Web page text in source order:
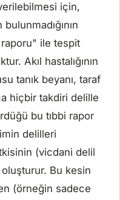
için,
ile tespit
Akıl hastalığının
tanık beyanı, taraf
hiçbir takdiri delille
bu tıbbi rapor
delilleri
(vicdani delil
Bu kesin
(örneğin sadece